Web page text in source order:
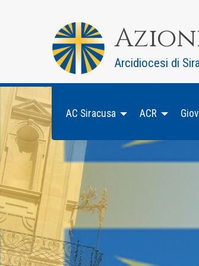
Arcidiocesi di
AC Siracusa ACR